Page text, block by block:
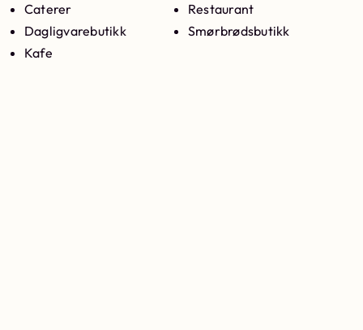
Caterer
Dagligvarebutikk
Kafe
Restaurant
Smørbrødsbutikk